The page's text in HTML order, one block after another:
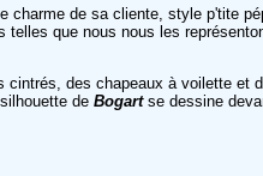
de sa cliente, style p'tite
que nous nous les
des chapeaux à voilette
de Bogartse dessine